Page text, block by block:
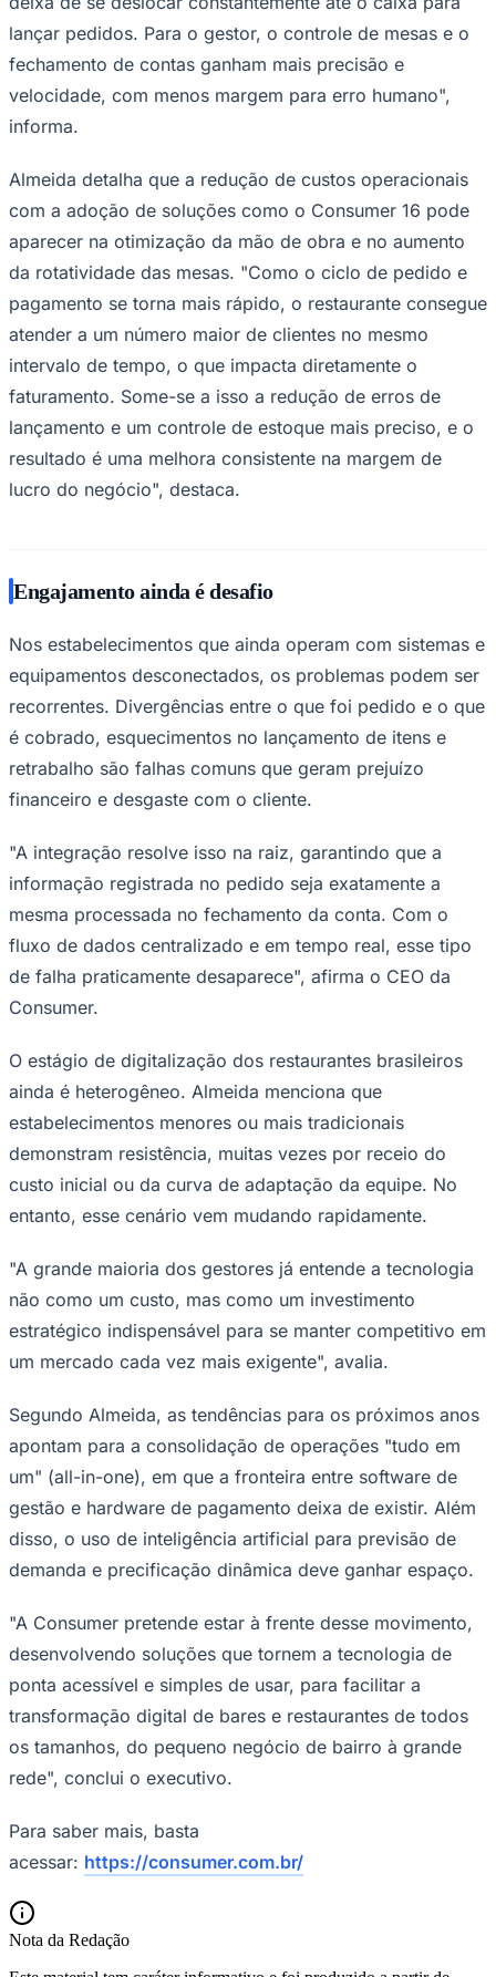
São Paulo
Santos
Flamengo
lançar pedidos. Para o gestor, o controle de mesas e o
fechamento de contas ganham mais precisão e
velocidade, com menos margem para erro humano",
informa.
Almeida detalha que a redução de custos operacionais
com a adoção de soluções como o Consumer 16 pode
aparecer na otimização da mão de obra e no aumento
da rotatividade das mesas. "Como o ciclo de pedido e
pagamento se torna mais rápido, o restaurante consegue
atender a um número maior de clientes no mesmo
intervalo de tempo, o que impacta diretamente o
faturamento. Some-se a isso a redução de erros de
lançamento e um controle de estoque mais preciso, e o
resultado é uma melhora consistente na margem de
lucro do negócio", destaca.
Engajamento ainda é desafio
Nos estabelecimentos que ainda operam com sistemas e
equipamentos desconectados, os problemas podem ser
recorrentes. Divergências entre o que foi pedido e o que
é cobrado, esquecimentos no lançamento de itens e
retrabalho são falhas comuns que geram prejuízo
financeiro e desgaste com o cliente.
"A integração resolve isso na raiz, garantindo que a
informação registrada no pedido seja exatamente a
mesma processada no fechamento da conta. Com o
fluxo de dados centralizado e em tempo real, esse tipo
de falha praticamente desaparece", afirma o CEO da
Consumer.
O estágio de digitalização dos restaurantes brasileiros
ainda é heterogêneo. Almeida menciona que
estabelecimentos menores ou mais tradicionais
demonstram resistência, muitas vezes por receio do
custo inicial ou da curva de adaptação da equipe. No
entanto, esse cenário vem mudando rapidamente.
"A grande maioria dos gestores já entende a tecnologia
não como um custo, mas como um investimento
estratégico indispensável para se manter competitivo em
um mercado cada vez mais exigente", avalia.
Segundo Almeida, as tendências para os próximos anos
apontam para a consolidação de operações "tudo em
um" (all-in-one), em que a fronteira entre software de
gestão e hardware de pagamento deixa de existir. Além
disso, o uso de inteligência artificial para previsão de
demanda e precificação dinâmica deve ganhar espaço.
"A Consumer pretende estar à frente desse movimento,
desenvolvendo soluções que tornem a tecnologia de
ponta acessível e simples de usar, para facilitar a
transformação digital de bares e restaurantes de todos
os tamanhos, do pequeno negócio de bairro à grande
rede", conclui o executivo.
Para saber mais, basta
acessar: https://consumer.com.br/
Nota da Redação